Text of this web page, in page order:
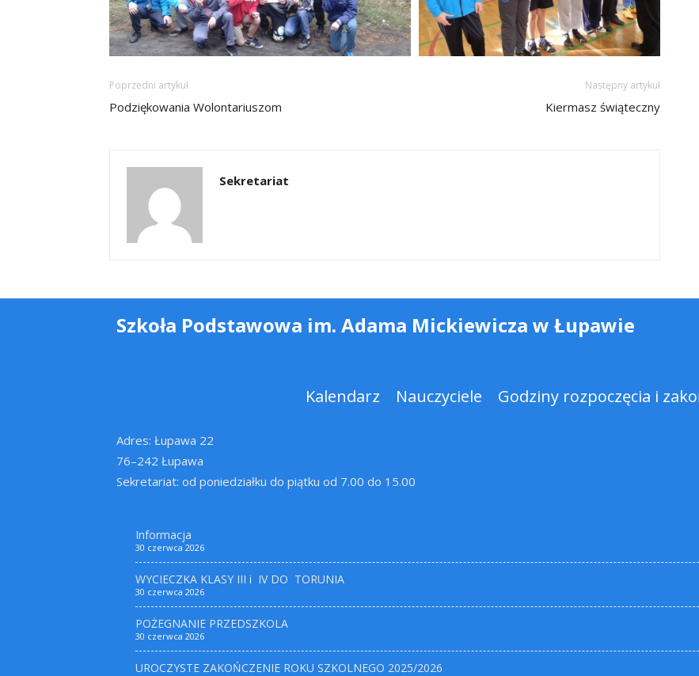
Poprzedni artykuł
Podziękowania Wolontariuszom
Następny artykuł
Kiermasz świąteczny
Sekretariat
Szkoła Podstawowa im. Adama Mickiewicza w Łupawie
Kalendarz Nauczyciele Godziny rozpoczęcia i
Adres: Łupawa 22
76–242 Łupawa
Sekretariat: od poniedziałku do piątku od 7.00 do 15.00
Informacja
30 czerwca 2026
WYCIECZKA KLASY III i IV DO TORUNIA
30 czerwca 2026
POŻEGNANIE PRZEDSZKOLA
30 czerwca 2026
UROCZYSTE ZAKOŃCZENIE ROKU SZKOLNEGO 2025/2026